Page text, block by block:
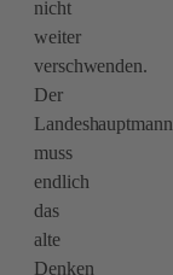
nicht
weiter
verschwenden.
Der
Landeshauptmann
muss
endlich
das
alte
Denken